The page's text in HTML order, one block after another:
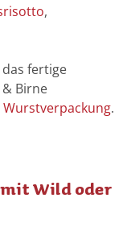
,
fertige
Birne
Wurstverpackung.
mit Wild oder